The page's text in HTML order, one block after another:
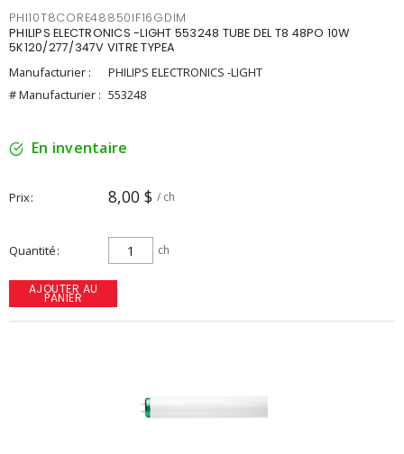
PHI10T8CORE48850IF16GDIM
PHILIPS ELECTRONICS -LIGHT 553248 TUBE DEL T8 48PO 10W
5K120/277/347V VITRE TYPEA
Manufacturier :
PHILIPS ELECTRONICS -LIGHT
# Manufacturier : 553248
En inventaire
Prix 8,00 $ / ch
Quantité ch
AJOUTER AU
PANIER